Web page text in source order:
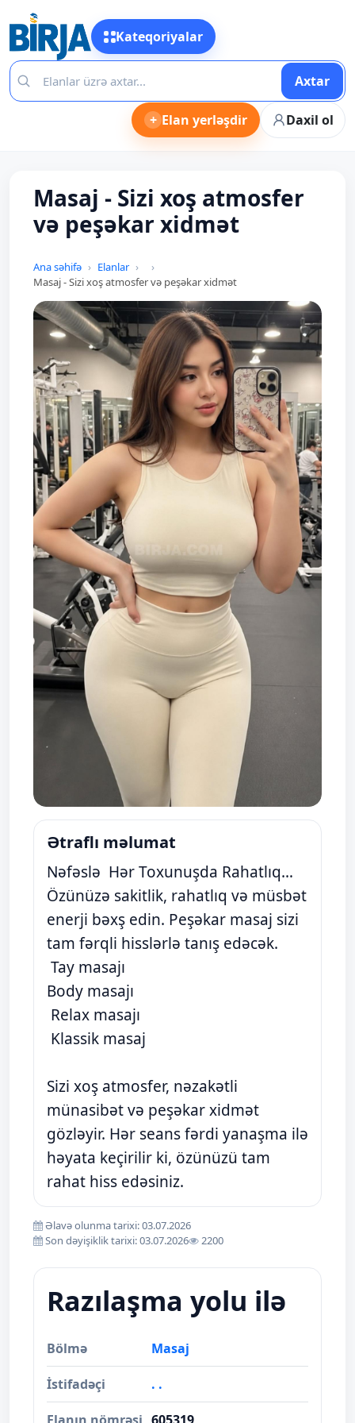
Kateqoriyalar
Axtar
+ Elan yerləşdir Daxil ol
Masaj - Sizi xoş atmosfer
və peşəkar xidmət
Ana səhifə
Elanlar
Masaj - Sizi xoş atmosfer və peşəkar xidmət
Ətraflı məlumat
Nəfəslə Hər Toxunuşda Rahatlıq…
Özünüzə sakitlik, rahatlıq və müsbət
enerji bəxş edin. Peşəkar masaj sizi
tam fərqli hisslərlə tanış edəcək.
Tay masajı
Body masajı
Relax masajı
Klassik masaj
Sizi xoş atmosfer, nəzakətli
münasibət və peşəkar xidmət
gözləyir. Hər seans fərdi yanaşma ilə
həyata keçirilir ki, özünüzü tam
rahat hiss edəsiniz.
Əlavə olunma tarixi: 03.07.2026
Son dəyişiklik tarixi: 03.07.2026
2200
Razılaşma yolu ilə
Bölmə Masaj
İstifadəçi . .